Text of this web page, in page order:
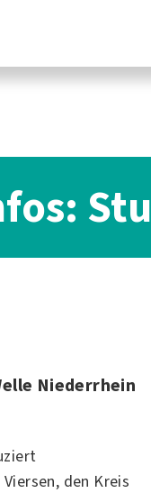
Niederrhein
Viersen, den Kreis